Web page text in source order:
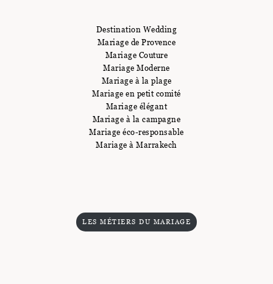
Destination Wedding
Mariage de Provence
Mariage Couture
Mariage Moderne
Mariage à la plage
Mariage en petit comité
Mariage élégant
Mariage à la campagne
Mariage éco-responsable
Mariage à Marrakech
LES MÉTIERS DU MARIAGE